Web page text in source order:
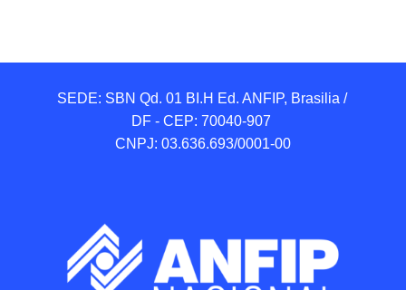
SEDE: SBN Qd. 01 BI.H Ed. ANFIP, Brasilia /
DF - CEP: 70040-907
CNPJ: 03.636.693/0001-00